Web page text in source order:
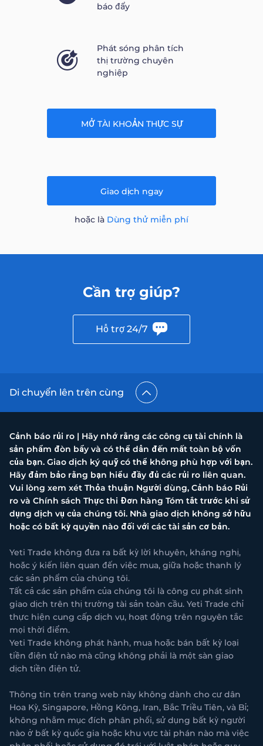
báo đẩy
Phát sóng phân tích
thị trường chuyên
nghiệp
MỞ TÀI KHOẢN THỰC SỰ
Giao dịch ngay
hoặc là Dùng thử miễn phí
Cần trợ giúp?
Hỗ trợ 24/7
Di chuyển lên trên cùng
Cảnh báo rủi ro | Hãy nhớ rằng các công cụ tài chính là
sản phẩm đòn bẩy và có thể dẫn đến mất toàn bộ vốn
của bạn. Giao dịch ký quỹ có thể không phù hợp với bạn.
Hãy đảm bảo rằng bạn hiểu đầy đủ các rủi ro liên quan.
Vui lòng xem xét Thỏa thuận Người dùng, Cảnh báo Rủi
ro và Chính sách Thực thi Đơn hàng Tóm tắt trước khi sử
dụng dịch vụ của chúng tôi. Nhà giao dịch không sở hữu
hoặc có bất kỳ quyền nào đối với các tài sản cơ bản.
Yeti Trade không đưa ra bất kỳ lời khuyên, kháng nghị,
hoặc ý kiến liên quan đến việc mua, giữa hoặc thanh lý
các sản phẩm của chúng tôi.
Tất cả các sản phẩm của chúng tôi là công cụ phát sinh
giao dịch trên thị trường tài sản toàn cầu. Yeti Trade chỉ
thực hiện cung cấp dịch vụ, hoạt động trên nguyên tắc
mọi thời điểm.
Yeti Trade không phát hành, mua hoặc bán bất kỳ loại
tiền điện tử nào mà cũng không phải là một sàn giao
dịch tiền điện tử.
Thông tin trên trang web này không dành cho cư dân
Hoa Kỳ, Singapore, Hồng Kông, Iran, Bắc Triều Tiên, và Bỉ;
không nhằm mục đích phân phối, sử dụng bất kỳ người
nào ở bất kỳ quốc gia hoặc khu vực tài phán nào mà việc